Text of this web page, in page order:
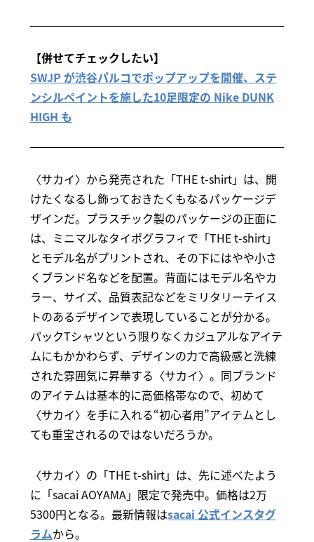
【併せてチェックしたい】
SWJP が渋谷パルコでポップアップを開催、ステ
ンシルペイントを施した10足限定の Nike DUNK
HIGH も
〈サカイ〉から発売された「THE t-shirt」は、開
けたくなるし飾っておきたくもなるパッケージデ
ザインだ。プラスチック製のパッケージの正面に
は、ミニマルなタイポグラフィで「THE t-shirt」
とモデル名がプリントされ、その下にはやや小さ
くブランド名などを配置。背面にはモデル名やカ
ラー、サイズ、品質表記などをミリタリーテイス
トのあるデザインで表現していることが分かる。
パックTシャツという限りなくカジュアルなアイテ
ムにもかかわらず、デザインの力で高級感と洗練
された雰囲気に昇華する〈サカイ〉。同ブランド
のアイテムは基本的に高価格帯なので、初めて
〈サカイ〉を手に入れる“初心者用”アイテムとし
ても重宝されるのではないだろうか。
〈サカイ〉の「THE t-shirt」は、先に述べたよう
に「sacai AOYAMA」限定で発売中。価格は2万
5300円となる。最新情報はsacai 公式インスタグ
ラムから。